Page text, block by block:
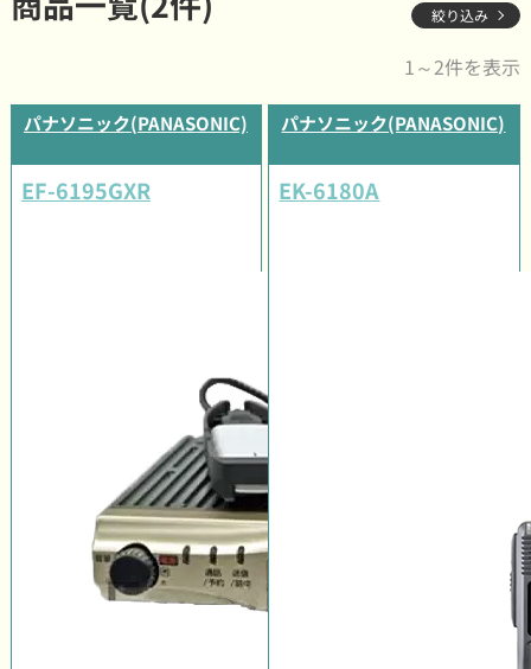
絞り込み
1～2件を表示
パナソニック(PANASONIC)
EF-6195GXR
パナソニック(PANASONIC)
EK-6180A